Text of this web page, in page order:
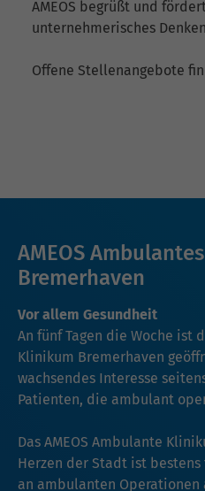
AMEOS begrüßt und
unternehmerisches
Offene Stellenangebote
AMEOS
Bremerhaven
Vor allem Gesundheit
An fünf Tagen die Woche ist
Klinikum Bremerhaven
wachsendes Interesse
Patienten, die ambulant
Das AMEOS Ambulante
Herzen der Stadt ist
an ambulanten Operationen